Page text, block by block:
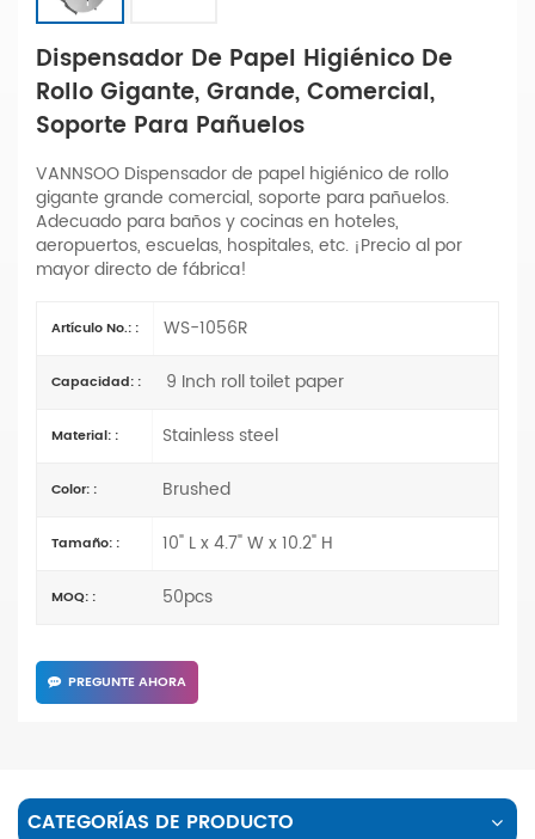
Dispensador De Papel Higiénico De
Rollo Gigante, Grande, Comercial,
Soporte Para Pañuelos
VANNSOO Dispensador de papel higiénico de rollo
gigante grande comercial, soporte para pañuelos.
Adecuado para baños y cocinas en hoteles,
aeropuertos, escuelas, hospitales, etc. ¡Precio al por
mayor directo de fábrica!
Artículo No.: : WS-1056R
Capacidad: : 9 Inch roll toilet paper
Material: : Stainless steel
Color: : Brushed
Tamaño: : 10" L x 4.7" W x 10.2" H
MOQ: : 50pcs
PREGUNTE AHORA
CATEGORÍAS DE PRODUCTO